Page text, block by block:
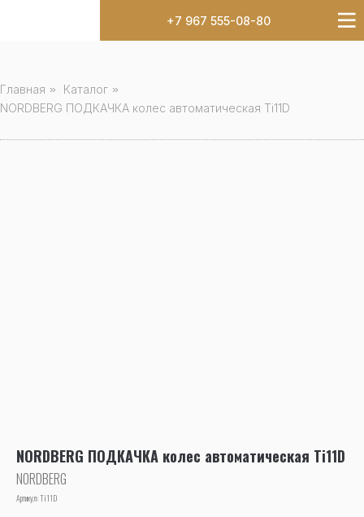
+7 967 555-08-80
Главная » Каталог »
NORDBERG ПОДКАЧКА колес автоматическая Ti11D
NORDBERG ПОДКАЧКА колес автоматическая Ti11D
NORDBERG
Артикул:Ti11D